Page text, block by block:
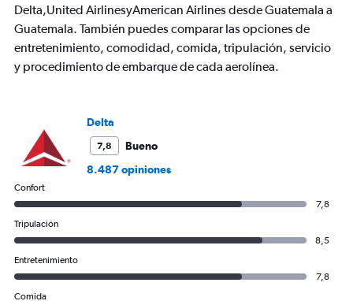
1
Y
axis
displaying
values.
1200.
Delta,United AirlinesyAmerican Airlines desde Guatemala a
Guatemala. También puedes comparar las opciones de
entretenimiento, comodidad, comida, tripulación, servicio
y procedimiento de embarque de cada aerolínea.
Delta
7,8
Bueno
8.487 opiniones
Confort
7,8
Tripulación
8,5
Entretenimiento
7,8
Comida